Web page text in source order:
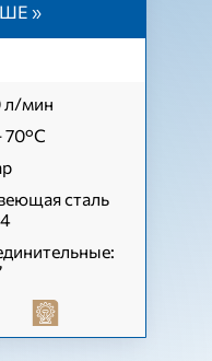
»
л/мин
70°C
сталь